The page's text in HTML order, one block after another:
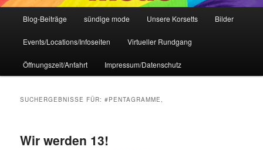
Blog-Beiträge sündige mode Unsere Korsetts Bilder
Events/Locations/Infoseiten Virtueller Rundgang
Öffnungszeit/Anfahrt Impressum/Datenschutz
SUCHERGEBNISSE FÜR:#PENTAGRAMME,
Wir werden 13!